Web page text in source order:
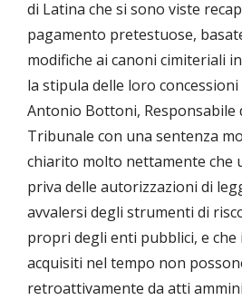
di Latina che si sono viste
pagamento pretestuose,
modifiche ai canoni cimiteriali
la stipula delle loro
Antonio Bottoni, Responsabile
Tribunale con una sentenza
chiarito molto nettamente che
priva delle autorizzazioni di
avvalersi degli strumenti di
propri degli enti pubblici, e
acquisiti nel tempo non
retroattivamente da atti